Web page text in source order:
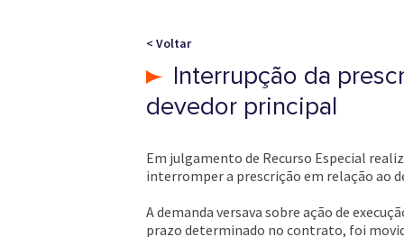
< Voltar
Interrupção da
devedor principal
Em julgamento de Recurso Especial
interromper a prescrição em relação ao
A demanda versava sobre ação de
prazo determinado no contrato, foi